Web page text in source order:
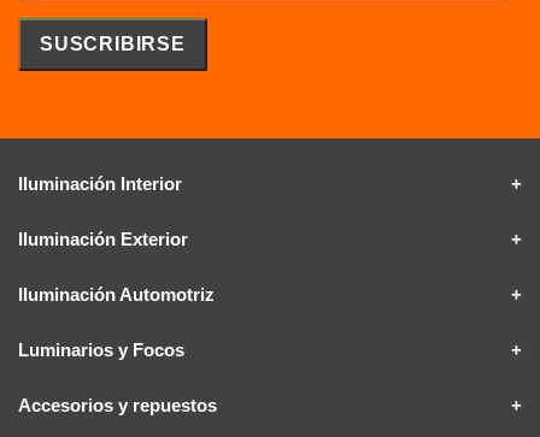
Iluminación Interior
Iluminación Exterior
Iluminación Automotriz
Luminarios y Focos
Accesorios y repuestos